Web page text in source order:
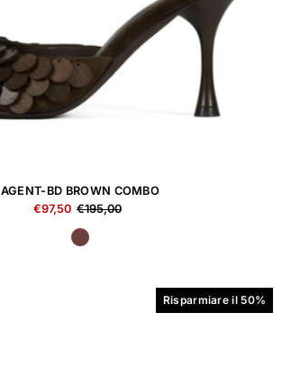
AGENT-BD BROWN COMBO
€97,50 €195,00
Risparmiare il 50%